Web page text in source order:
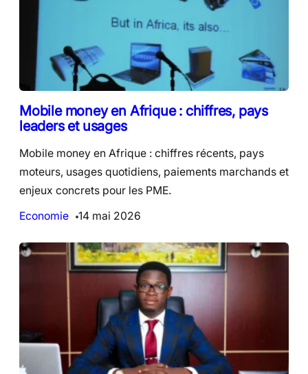
Mobile money en Afrique : chiffres, pays
leaders et usages
Mobile money en Afrique : chiffres récents, pays
moteurs, usages quotidiens, paiements marchands et
enjeux concrets pour les PME.
Economie
14 mai 2026